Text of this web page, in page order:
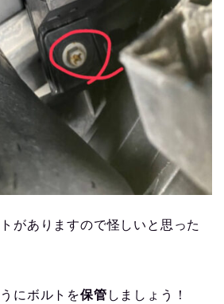
がありますので怪しいと思った
にボルトを保管 しましょう！